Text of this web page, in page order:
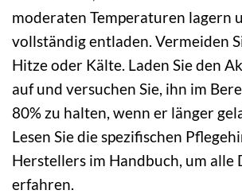
moderaten Temperaturen lagern
vollständig entladen. Vermeiden
Hitze oder Kälte. Laden Sie den
auf und versuchen Sie, ihn im
80% zu halten, wenn er länger
Lesen Sie die spezifischen
Herstellers im Handbuch, um alle
erfahren.